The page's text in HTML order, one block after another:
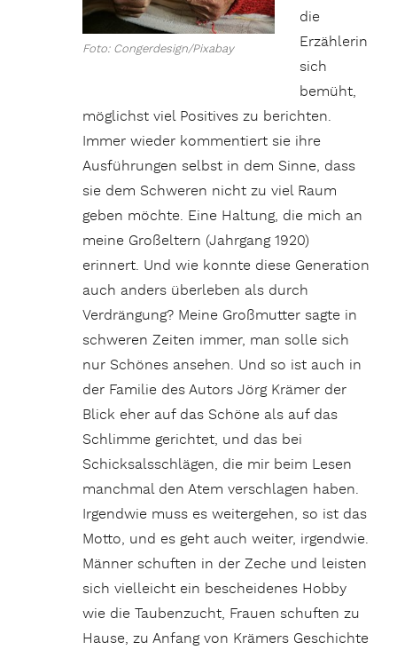
Foto: Congerdesign/Pixabay
die
Erzählerin
sich
bemüht,
möglichst viel Positives zu berichten.
Immer wieder kommentiert sie ihre
Ausführungen selbst in dem Sinne, dass
sie dem Schweren nicht zu viel Raum
geben möchte. Eine Haltung, die mich an
meine Großeltern (Jahrgang 1920)
erinnert. Und wie konnte diese Generation
auch anders überleben als durch
Verdrängung? Meine Großmutter sagte in
schweren Zeiten immer, man solle sich
nur Schönes ansehen. Und so ist auch in
der Familie des Autors Jörg Krämer der
Blick eher auf das Schöne als auf das
Schlimme gerichtet, und das bei
Schicksalsschlägen, die mir beim Lesen
manchmal den Atem verschlagen haben.
Irgendwie muss es weitergehen, so ist das
Motto, und es geht auch weiter, irgendwie.
Männer schuften in der Zeche und leisten
sich vielleicht ein bescheidenes Hobby
wie die Taubenzucht, Frauen schuften zu
Hause, zu Anfang von Krämers Geschichte